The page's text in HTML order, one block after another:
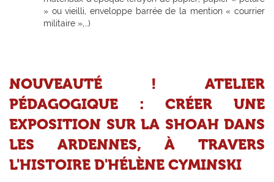
» ou vieilli, enveloppe barrée de la mention « courrier
militaire »,…)
NOUVEAUTÉ ! ATELIER
PÉDAGOGIQUE : CRÉER UNE
EXPOSITION SUR LA SHOAH DANS
LES ARDENNES, À TRAVERS
L'HISTOIRE D'HÉLÈNE CYMINSKI